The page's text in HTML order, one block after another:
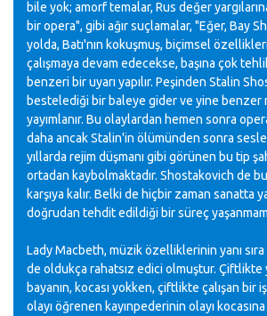
bile yok; amorf temalar, Rus değer
bir opera", gibi ağır suçlamalar, "Eğer, Bay
yolda, Batı'nın kokuşmuş, biçimsel
çalışmaya devam edecekse, başına çok
benzeri bir uyarı yapılır. Peşinden Stalin
bestelediği bir baleye gider ve yine benzer
yayımlanır. Bu olaylardan hemen sonra
daha ancak Stalin'in ölümünden sonra
yıllarda rejim düşmanı gibi görünen bu tip
ortadan kaybolmaktadır. Shostakovich de
karşıya kalır. Belki de hiçbir zaman sanatta
doğrudan tehdit edildiği bir süreç
Lady Macbeth, müzik özelliklerinin yanı
de oldukça rahatsız edici olmuştur. Çiftlikte
bayanın, kocası yokken, çiftlikte çalışan bir
olayı öğrenen kayınpederinin olayı kocasına